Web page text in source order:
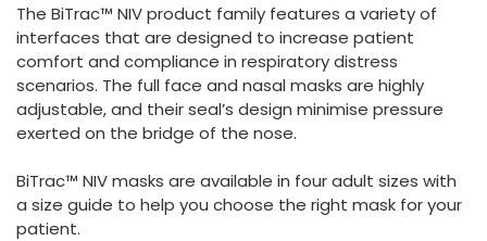
International English
The BiTrac™ NIV product family features a variety of
interfaces that are designed to increase patient
comfort and compliance in respiratory distress
scenarios. The full face and nasal masks are highly
adjustable, and their seal’s design minimise pressure
exerted on the bridge of the nose.
BiTrac™ NIV masks are available in four adult sizes with
a size guide to help you choose the right mask for your
patient.